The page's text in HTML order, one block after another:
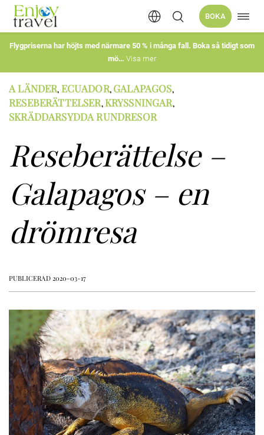
Hoppa
till
innehåll
BOKA
Flygpriserna har höjts med närmare 50 % i många fall. Boka så tidigt som
mö
Visa mer
A LÄNDER, ECUADOR, GALAPAGOS,
RESEBERÄTTELSER, KRYSSNINGAR,
SKRÄDDARSYDDA RUNDRESOR
Reseberättelse –
Galapagos – en
drömresa
PUBLICERAD 2020-03-17